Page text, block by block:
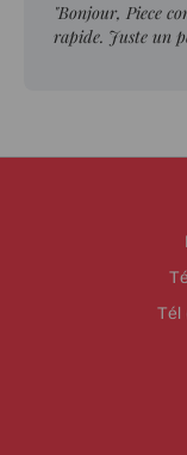
"Bonjour, Piece
rapide. Juste un
Tél